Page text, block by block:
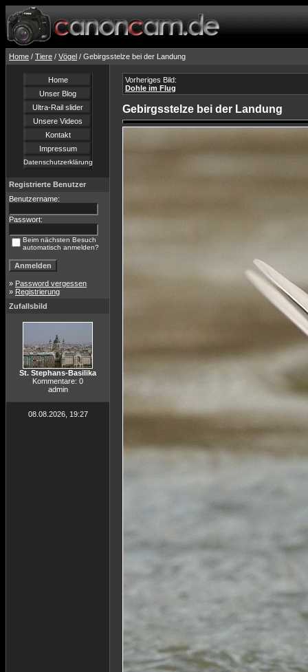
Home / Tiere / Vögel / Gebirgsstelze bei der Landung
Home
Unser Blog
Ultra-Rail slider
Unsere Videos
Kontakt
Impressum
Datenschutzerklärung
Registrierte Benutzer
Benutzername:
Passwort:
Beim nächsten Besuch
automatisch anmelden?
» Password vergessen
» Registrierung
Zufallsbild
St. Stephans-Basilika
Kommentare: 0
admin
08.08.2026, 19:27
Vorheriges Bild:
Dohle im Flug
Gebirgsstelze bei der Landung